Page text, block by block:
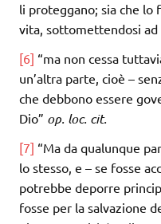
li proteggano; sia che lo
vita, sottomettendosi ad
[6] “ma non cessa
un’altra parte, cioè –
che debbono essere
Dio” op. loc. cit.
[7] “Ma da qualunque
lo stesso, e – se fosse
potrebbe deporre
fosse per la salvazione